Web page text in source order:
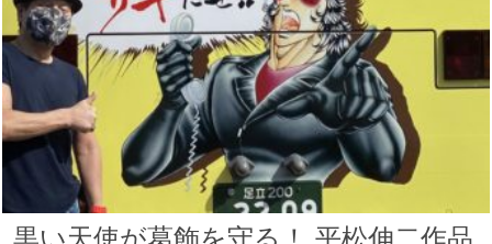
黒い天使が葛飾を守る！ 平松伸二作品